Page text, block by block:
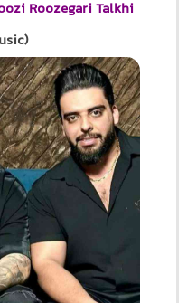
Roozegari Talkhi